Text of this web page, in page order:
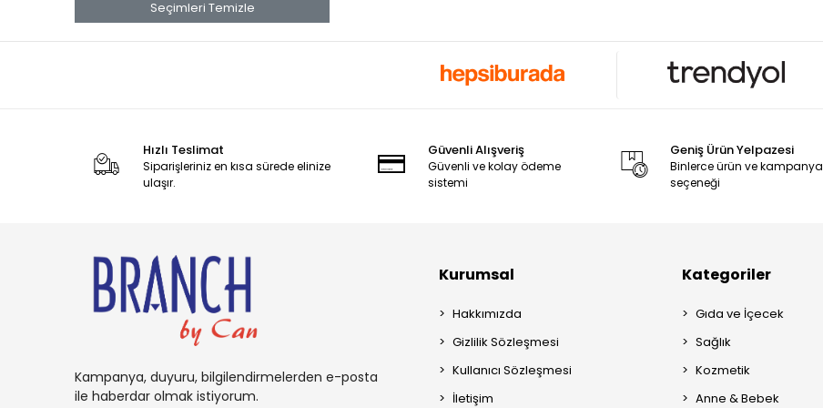
banana
Banana Boat
bluey
BURT'S
Cadbury
CARAMİA
Seçimleri Temizle
Hızlı Teslimat
Siparişleriniz en kısa sürede elinize
ulaşır.
Güvenli Alışveriş
Güvenli ve kolay ödeme
sistemi
Geniş Ürün Yelpazesi
Binlerce ürün ve kampanya
seçeneği
Kampanya, duyuru, bilgilendirmelerden e-posta
ile haberdar olmak istiyorum.
Kurumsal
Hakkımızda
Gizlilik Sözleşmesi
Kullanıcı Sözleşmesi
İletişim
Kategoriler
Gıda ve İçecek
Sağlık
Kozmetik
Anne & Bebek